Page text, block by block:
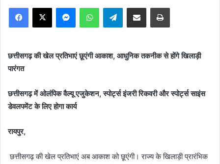
Facebook
X MessengerWhatsAppTelegramShare via Email Print
छत्तीसगढ़ की खेल प्रतिभाएं छूएंगी आकाश, आधुनिक तकनीक से होंगे खिलाड़ी
पारंगत
छत्तीसगढ़ में ओलंपिक वैल्यू एजुकेशन, स्पोर्ट्स इंजरी रिकवरी और स्पोर्ट्स साइंस
डेवलपमेंट के लिए होगा कार्य
रायपुर,
छत्तीसगढ़ की खेल प्रतिभाएं अब आकाश को छूएंगी। राज्य के खिलाड़ी प्रारंभिक